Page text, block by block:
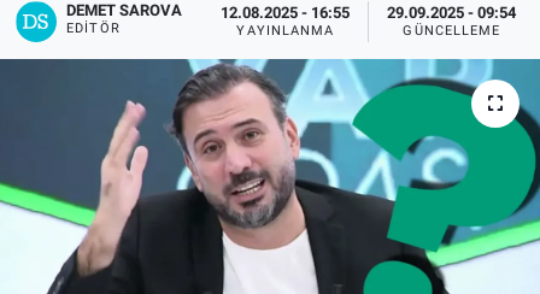
DEMET SAROVA
EDITÖR
12.08.2025 - 16:55
YAYINLANMA
29.09.2025 - 09:54
GÜNCELLEME
RESMİ İLANLAR
Bize ulaşın
İletişim/Künye